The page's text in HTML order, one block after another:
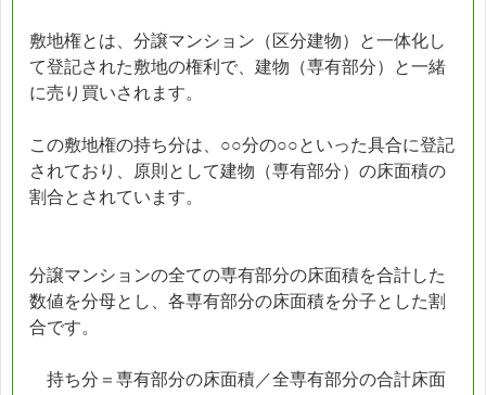
敷地権とは、分譲マンション（区分建物）と一体化し
て登記された敷地の権利で、建物（専有部分）と一緒
に売り買いされます。
この敷地権の持ち分は、○○分の○○といった具合に登記
されており、原則として建物（専有部分）の床面積の
割合とされています。
分譲マンションの全ての専有部分の床面積を合計した
数値を分母とし、各専有部分の床面積を分子とした割
合です。
持ち分＝専有部分の床面積／全専有部分の合計床面